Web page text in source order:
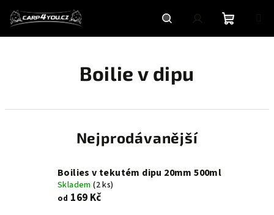
obsah
HledatPřihlášeníNákupní
Boilie v dipu
Nejprodávanější
Boilies v tekutém dipu 20mm 500ml
Skladem(2 ks)
od 169 Kč